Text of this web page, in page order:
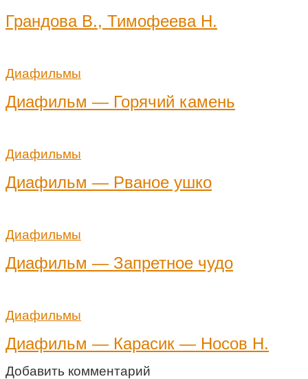
Грандова В., Тимофеева Н.
Диафильмы
Диафильм — Горячий камень
Диафильмы
Диафильм — Рваное ушко
Диафильмы
Диафильм — Запретное чудо
Диафильмы
Диафильм — Карасик — Носов Н.
Добавить комментарий